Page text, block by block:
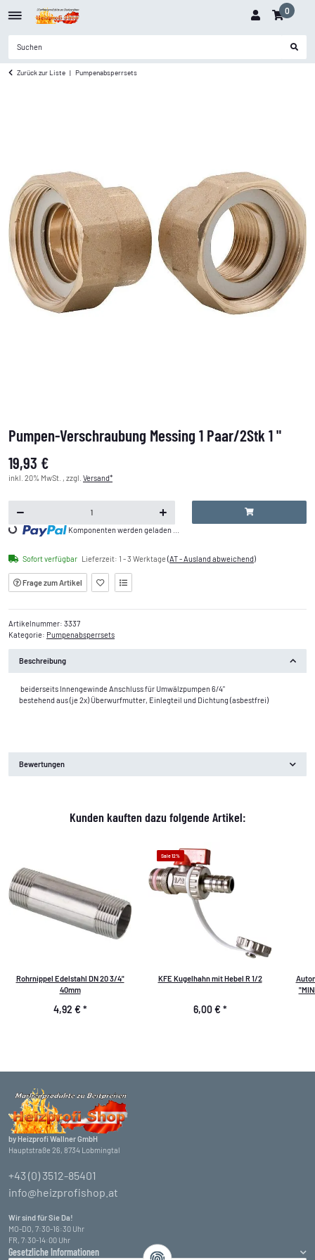
0
Zurück zur Liste Pumpenabsperrsets
Pumpen-Verschraubung Messing 1 Paar/2Stk 1 "
19,93 €
inkl. 20% MwSt. , zzgl. Versand*
Loading... Komponenten werden geladen ...
Sofort verfügbar Lieferzeit: 1 - 3 Werktage(AT - Ausland abweichend)
Frage zum Artikel
Artikelnummer: 3337
Kategorie: Pumpenabsperrsets
Beschreibung
beiderseits Innengewinde Anschluss für Umwälzpumpen 6/4"
bestehend aus (je 2x) Überwurfmutter, Einlegteil und Dichtung (asbestfrei)
Bewertungen
Kunden kauften dazu folgende Artikel:
Rohrnippel Edelstahl DN 20 3/4"
40mm
4,92 € *
Sale 12%
KFE Kugelhahn mit Hebel R 1/2
6,00 € *
by Heizprofi Wallner GmbH
Hauptstraße 26, 8734 Lobmingtal
+43 (0) 3512-85401
info@heizprofishop.at
Wir sind für Sie Da!
MO-DO, 7:30-16:30 Uhr
FR, 7:30-14:00 Uhr
Gesetzliche Informationen